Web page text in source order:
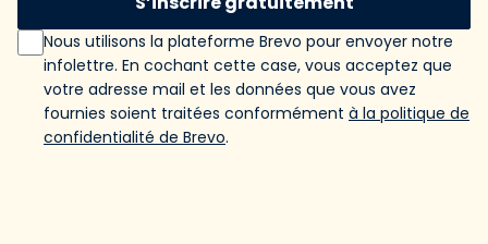
Nous utilisons la plateforme Brevo pour envoyer notre
infolettre. En cochant cette case, vous acceptez que
votre adresse mail et les données que vous avez
fournies soient traitées conformément à la politique de
confidentialité de Brevo.